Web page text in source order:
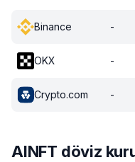
Binance -
OKX -
Crypto.com -
AINFT döviz